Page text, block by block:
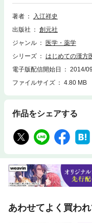
洋医学との併用、漢方医学
く広く漢方に興味のある医
著者
入江祥史
出版社
創元社
ジャンル
医学・薬学
シリーズ
はじめての漢方
電子版配信開始日
2014/
ファイルサイズ
4.80 MB
作品をシェアする
あわせてよく買わ